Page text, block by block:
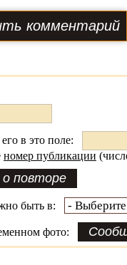
в это поле:
номер публикации
быть в:
фото: